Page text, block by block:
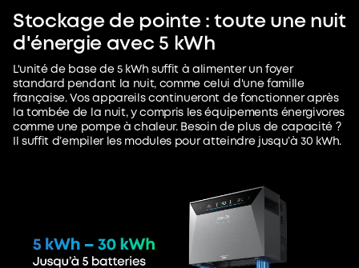
Stockage de pointe : toute une nuit
d'énergie avec 5 kWh
L'unité de base de 5 kWh suffit à alimenter un foyer
standard pendant la nuit, comme celui d'une famille
française. Vos appareils continueront de fonctionner après
la tombée de la nuit, y compris les équipements énergivores
comme une pompe à chaleur. Besoin de plus de capacité ?
Il suffit d’empiler les modules pour atteindre jusqu’à 30 kWh.